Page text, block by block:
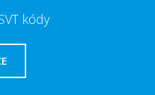
kódy